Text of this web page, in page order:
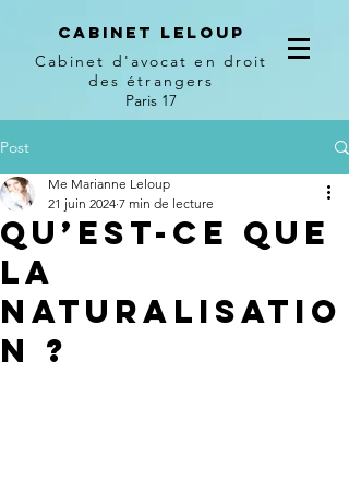
Cabinet leloup
Cabinet d'avocat en droit
des étrangers
Paris 17
Post
Qu’est-ce que
la
naturalisatio
n ?
Me Marianne Leloup
21 juin 2024 7 min de lecture